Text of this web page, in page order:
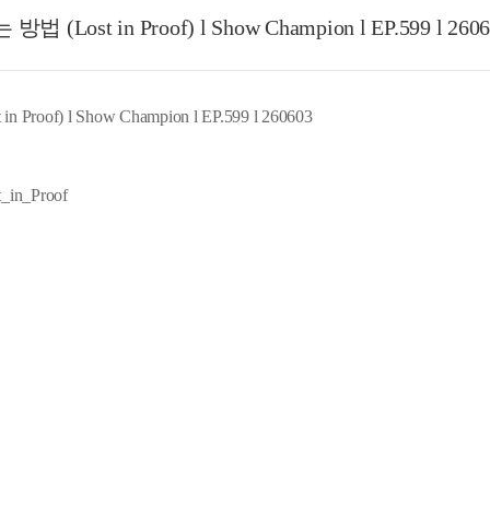
법 (Lost in Proof) l Show Champion l EP.599 l
l Show Champion l EP.599 l 260603